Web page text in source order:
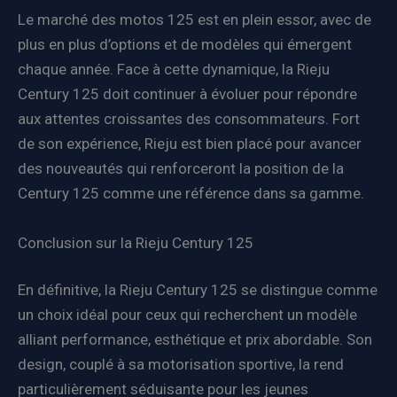
Le marché des motos 125 est en plein essor, avec de
plus en plus d’options et de modèles qui émergent
chaque année. Face à cette dynamique, la Rieju
Century 125 doit continuer à évoluer pour répondre
aux attentes croissantes des consommateurs. Fort
de son expérience, Rieju est bien placé pour avancer
des nouveautés qui renforceront la position de la
Century 125 comme une référence dans sa gamme.
Conclusion sur la Rieju Century 125
En définitive, la Rieju Century 125 se distingue comme
un choix idéal pour ceux qui recherchent un modèle
alliant performance, esthétique et prix abordable. Son
design, couplé à sa motorisation sportive, la rend
particulièrement séduisante pour les jeunes